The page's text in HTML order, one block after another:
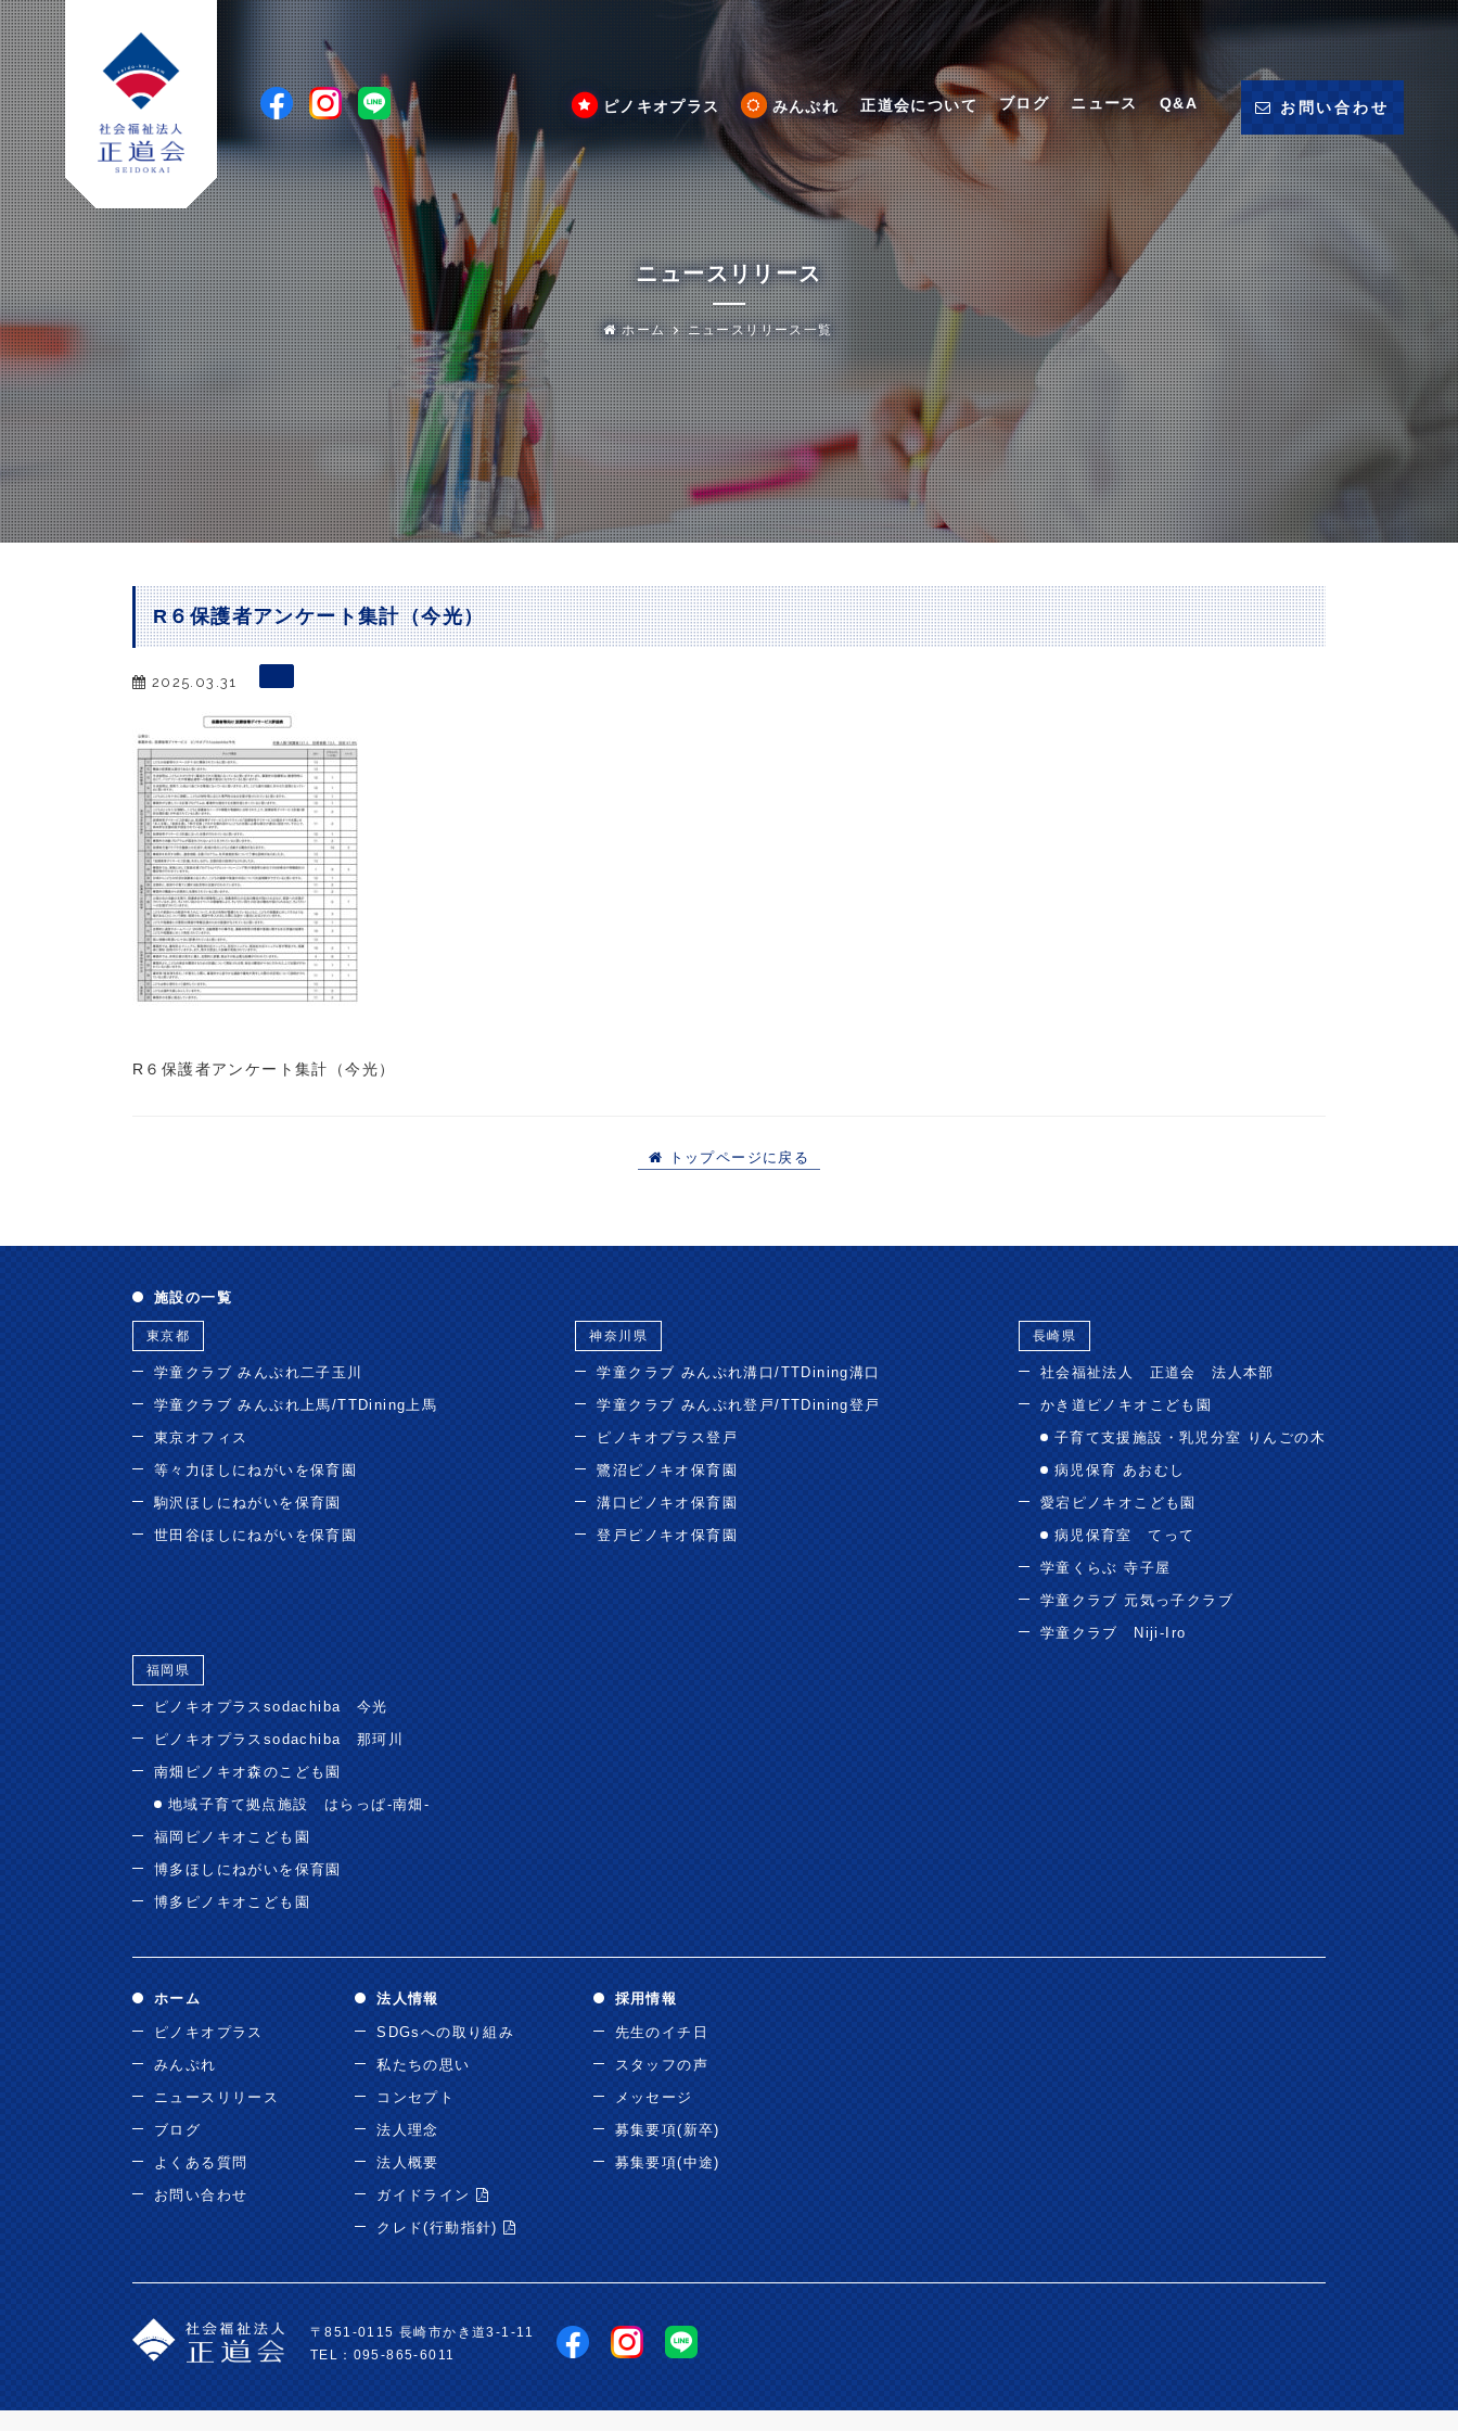
ピノキオプラス みんぷれ 正道会について ブログ ニュース Q&A お問い合わせ
ニュースリリース
ホーム ニュースリリース一覧
R６保護者アンケート集計（今光）
2025.03.31
R６保護者アンケート集計（今光）
トップページに戻る
施設の一覧
東京都
学童クラブ みんぷれ二子玉川
学童クラブ みんぷれ上馬/TTDining上馬
東京オフィス
等々力ほしにねがいを保育園
駒沢ほしにねがいを保育園
世田谷ほしにねがいを保育園
神奈川県
学童クラブ みんぷれ溝口/TTDining溝口
学童クラブ みんぷれ登戸/TTDining登戸
ピノキオプラス登戸
鷺沼ピノキオ保育園
溝口ピノキオ保育園
登戸ピノキオ保育園
長崎県
社会福祉法人 正道会 法人本部
かき道ピノキオこども園
子育て支援施設・乳児分室 りんごの木
病児保育 あおむし
愛宕ピノキオこども園
病児保育室 てって
学童くらぶ 寺子屋
学童クラブ 元気っ子クラブ
学童クラブ Niji-Iro
福岡県
ピノキオプラスsodachiba 今光
ピノキオプラスsodachiba 那珂川
南畑ピノキオ森のこども園
地域子育て拠点施設 はらっぱ-南畑-
福岡ピノキオこども園
博多ほしにねがいを保育園
博多ピノキオこども園
ホーム
ピノキオプラス
みんぷれ
ニュースリリース
ブログ
よくある質問
お問い合わせ
法人情報
SDGsへの取り組み
私たちの思い
コンセプト
法人理念
法人概要
ガイドライン
クレド(行動指針)
採用情報
先生のイチ日
スタッフの声
メッセージ
募集要項(新卒)
募集要項(中途)
〒851-0115 長崎市かき道3-1-11
TEL：095-865-6011